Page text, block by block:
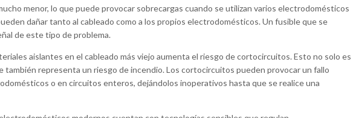
menor, lo que puede provocar sobrecargas cuando se utilizan varios electrodomésticos
dañar tanto al cableado como a los propios electrodomésticos. Un fusible que se
de este tipo de problema.
aislantes en el cableado más viejo aumenta el riesgo de cortocircuitos. Esto no solo es
también representa un riesgo de incendio. Los cortocircuitos pueden provocar un fallo
o en circuitos enteros, dejándolos inoperativos hasta que se realice una